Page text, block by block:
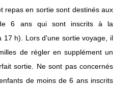
repas en sortie sont destinés aux
6 ans qui sont inscrits à la
17 h). Lors d'une sortie voyage, il
de régler en supplément un
sortie. Ne sont pas concernés
de moins de 6 ans inscrits